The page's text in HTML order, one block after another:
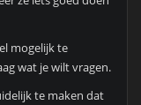
mogelijk te
wat je wilt vragen.
te maken dat